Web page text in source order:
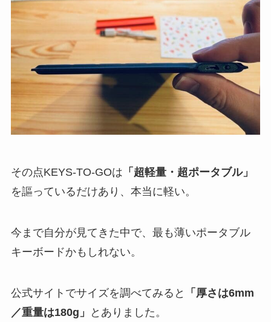
その点KEYS-TO-GOは 「超軽量・超ポータブル」
を謳っているだけあり、本当に軽い。
今まで自分が見てきた中で、最も薄いポータブル
キーボードかもしれない。
公式サイトでサイズを調べてみると
「厚さは6mm
／重量は180g」
とありました。